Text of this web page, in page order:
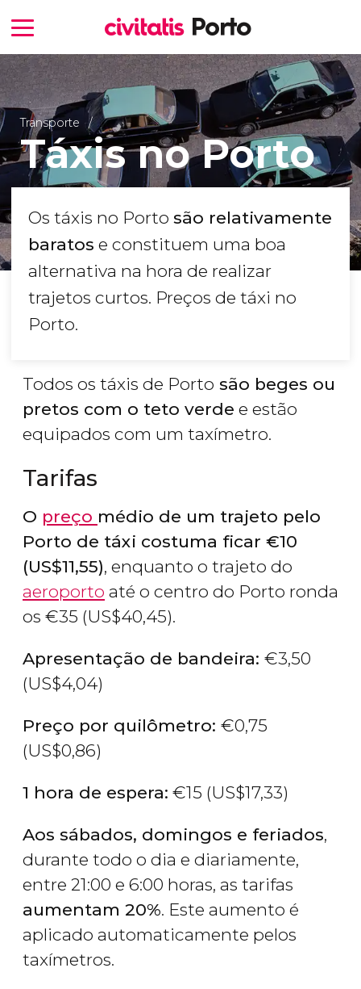
Transporte
Táxis no Porto
Os táxis no Porto são relativamente
baratos e constituem uma boa
alternativa na hora de realizar
trajetos curtos. Preços de táxi no
Porto.
Todos os táxis de Porto são beges ou
pretos com o teto verde e estão
equipados com um taxímetro.
Tarifas
O preço médio de um trajeto pelo
Porto de táxi costuma ficar €10
(US$11,55), enquanto o trajeto do
aeroporto até o centro do Porto ronda
os €35 (US$40,45).
Apresentação de bandeira: €3,50
(US$4,04)
Preço por quilômetro: €0,75
(US$0,86)
1 hora de espera: €15 (US$17,33)
Aos sábados, domingos e feriados,
durante todo o dia e diariamente,
entre 21:00 e 6:00 horas, as tarifas
aumentam 20%. Este aumento é
aplicado automaticamente pelos
taxímetros.